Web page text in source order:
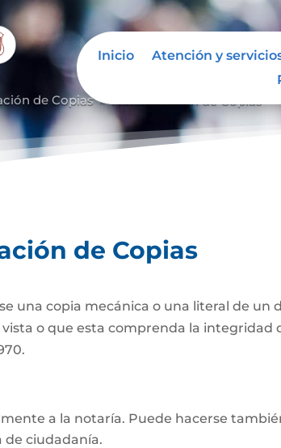
Inicio Atención y
de Copias 9
de Copias
una copia mecánica o una literal de
vista o que esta comprenda la
a la notaría. Puede hacerse
de ciudadanía.